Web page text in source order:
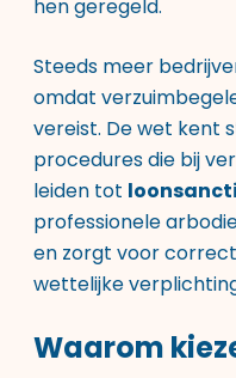
hen geregeld.
Steeds meer
omdat
vereist. De wet kent
procedures die bij
leiden tot
professionele
en zorgt voor
wettelijke
Waarom